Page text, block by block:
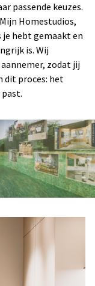
passende keuzes.
Homestudios,
je hebt gemaakt en
is. Wij
zodat jij
dit proces: het